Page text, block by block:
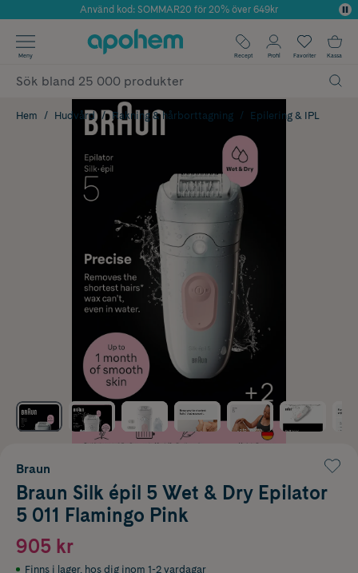
Årets Butik 2025 inom Skönhet
Använd kod: SOMMAR20 för 20% över 649kr
✓ Fri frakt
✓ Poäng på alla köp*
Meny Recept Profil Favoriter Kassa
Hem Hudvård Rakning & hårborttagning Epilering & IPL
Braun
Braun Silk épil 5 Wet & Dry Epilator
5 011 Flamingo Pink
905 kr
Finns i lager, hos dig inom 1-2 vardagar